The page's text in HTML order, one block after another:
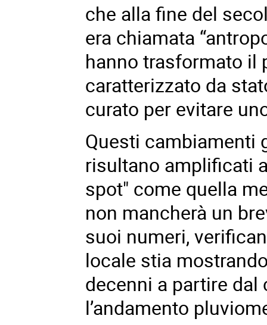
che alla fine del
era chiamata “
hanno trasformato il
caratterizzato da
curato per evitare
Questi cambiamenti
risultano amplificati
spot" come quella
non mancherà un
suoi numeri,
locale stia
decenni a partire
l’andamento